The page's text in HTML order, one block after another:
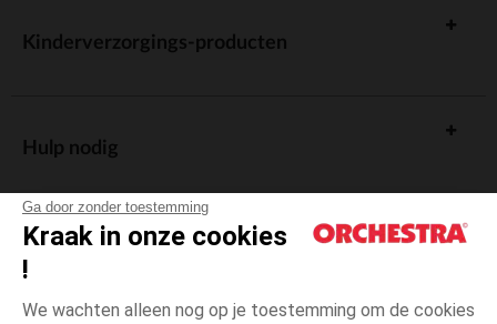
Ga door zonder toestemming
Kraak in onze cookies
!
We wachten alleen nog op je toestemming om de cookies
Kinderverzorgings-producten
Hulp nodig